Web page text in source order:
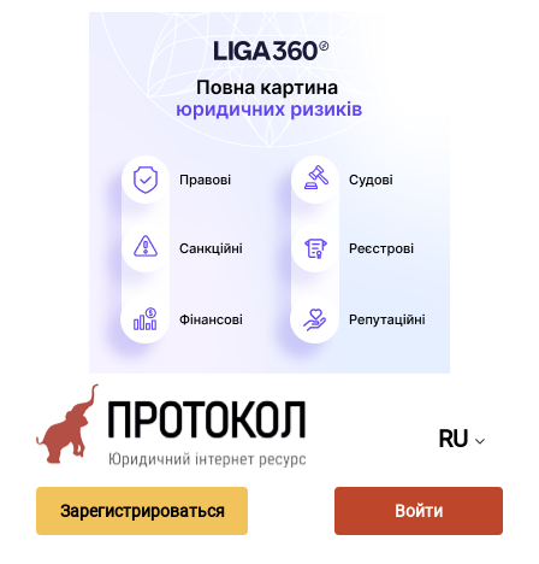
RU
Зарегистрироваться Войти